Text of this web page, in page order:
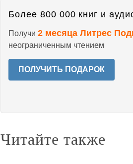
Более 800 000 книг и
Получи 2 месяца Литрес
неограниченным чтением
ПОЛУЧИТЬ ПОДАРОК
Читайте также